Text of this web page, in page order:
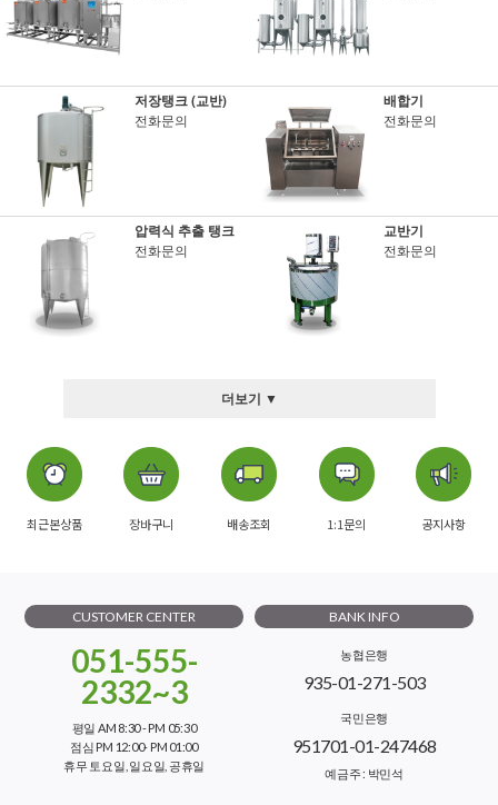
저장탱크 (교반)
전화문의
배합기
전화문의
압력식 추출 탱크
전화문의
교반기
전화문의
더보기 ▼
최근본상품 장바구니 배송조회 1:1문의 공지사항
CUSTOMER CENTER
051-555-
2332~3
평일 AM 8:30 - PM 05:30
점심 PM 12:00- PM 01:00
휴무 토요일, 일요일, 공휴일
BANK INFO
농협은행
935-01-271-503
국민은행
951701-01-247468
예금주 : 박민석